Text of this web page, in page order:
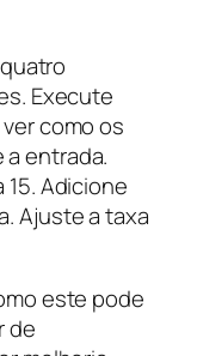
Execute
como os
entrada.
15. Adicione
Ajuste a taxa
este pode
de